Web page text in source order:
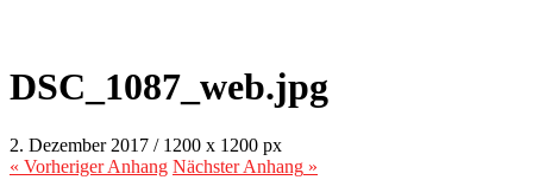
DSC_1087_web.jpg
2. Dezember 2017 / 1200 x 1200 px
« VorherigerAnhang NächsterAnhang »